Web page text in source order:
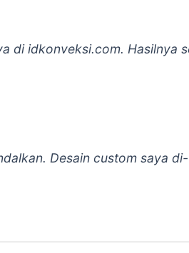
di idkonveksi.com. Hasilnya
Desain custom saya